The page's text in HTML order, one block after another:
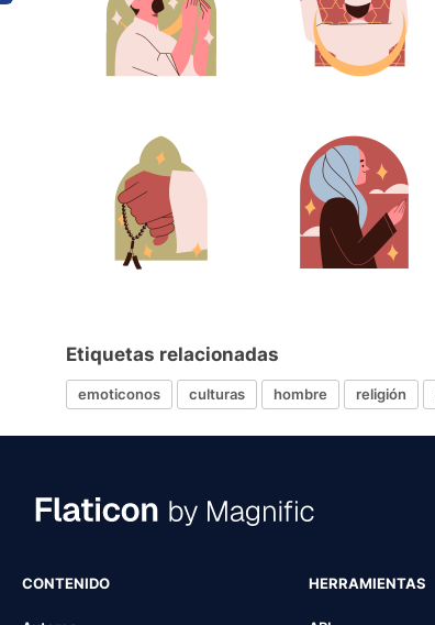
Etiquetas relacionadas
emoticonos culturas hombre religión
CONTENIDO HERRAMIENTAS